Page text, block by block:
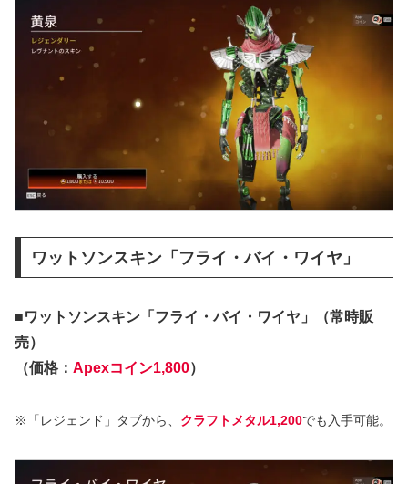
ワットソンスキン「フライ・バイ・ワイヤ」
■ワットソンスキン「フライ・バイ・ワイヤ」（常時販
売）
（価格： Apexコイン1,800）
※「レジェンド」タブから、 クラフトメタル1,200でも入手可能。